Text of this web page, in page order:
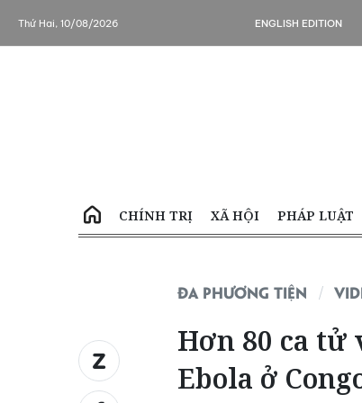
Thứ Hai, 10/08/2026 ENGLISH EDITION
CHÍNH TRỊ XÃ HỘI PHÁP LUẬT
ĐA PHƯƠNG TIỆN
Hơn 80 ca
Ebola ở